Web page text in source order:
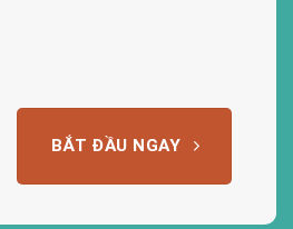
BẮT ĐẦU NGAY